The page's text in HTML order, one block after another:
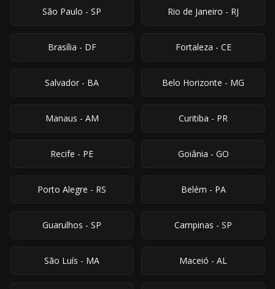
São Paulo - SP Rio de Janeiro - RJ
Brasília - DF Fortaleza - CE
Salvador - BA Belo Horizonte - MG
Manaus - AM Curitiba - PR
Recife - PE Goiânia - GO
Porto Alegre - RS Belém - PA
Guarulhos - SP Campinas - SP
São Luís - MA Maceió - AL